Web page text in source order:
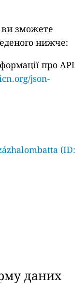
зможете
нижче:
про API
json-
(ID:
даних